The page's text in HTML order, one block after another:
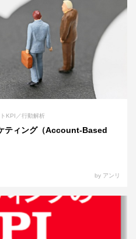
KPI／行動解析
ティング（Account-Based
by アンリ